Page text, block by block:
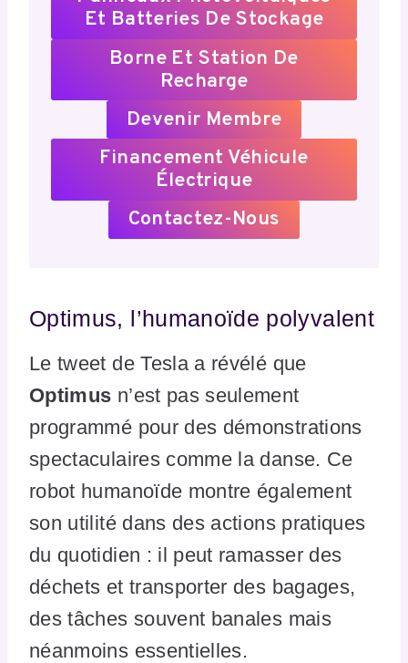
Et Batteries De Stockage
Borne Et Station De
Recharge
Devenir Membre
Financement Véhicule
Électrique
Contactez-Nous
Optimus, l’humanoïde polyvalent
Le tweet de Tesla a révélé que
Optimus n’est pas seulement
programmé pour des démonstrations
spectaculaires comme la danse. Ce
robot humanoïde montre également
son utilité dans des actions pratiques
du quotidien : il peut ramasser des
déchets et transporter des bagages,
des tâches souvent banales mais
néanmoins essentielles.